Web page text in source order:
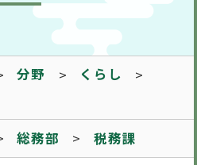
分野
くらし
総務部 税務課